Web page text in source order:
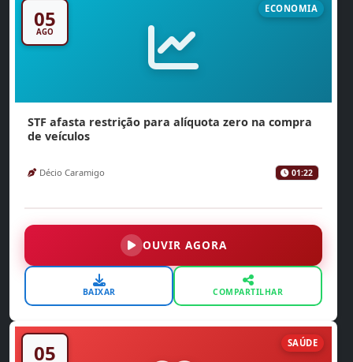
05
AGO
ECONOMIA
STF afasta restrição para alíquota zero na compra
de veículos
Décio Caramigo 01:22
OUVIR AGORA
BAIXAR COMPARTILHAR
05 SAÚDE